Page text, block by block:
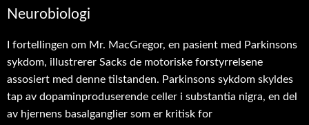
Neurobiologi
I fortellingen om Mr. MacGregor, en pasient med Parkinsons
sykdom, illustrerer Sacks de motoriske forstyrrelsene
assosiert med denne tilstanden. Parkinsons sykdom skyldes
tap av dopaminproduserende celler i substantia nigra, en del
av hjernens basalganglier som er kritisk for